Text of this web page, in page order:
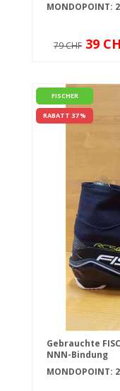
MONDOPOINT:
79 CHF 39
FISCHER
RABATT 37 %
Gebrauchte
NNN-Bindung
MONDOPOINT: